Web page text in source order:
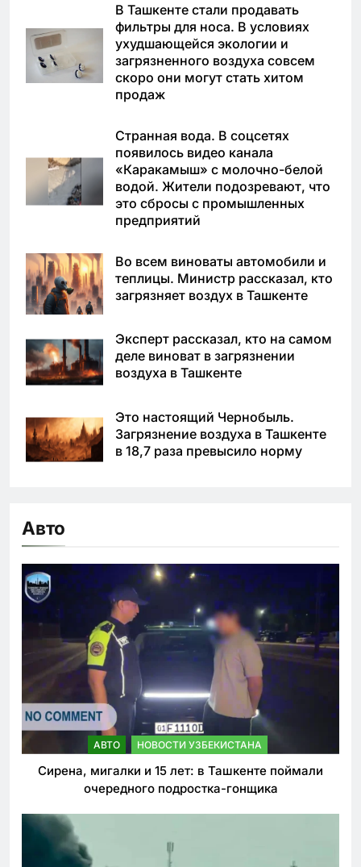
В Ташкенте стали продавать
фильтры для носа. В условиях
ухудшающейся экологии и
загрязненного воздуха совсем
скоро они могут стать хитом
продаж
Странная вода. В соцсетях
появилось видео канала
«Каракамыш» с молочно-белой
водой. Жители подозревают, что
это сбросы с промышленных
предприятий
Во всем виноваты автомобили и
теплицы. Министр рассказал, кто
загрязняет воздух в Ташкенте
Эксперт рассказал, кто на самом
деле виноват в загрязнении
воздуха в Ташкенте
Это настоящий Чернобыль.
Загрязнение воздуха в Ташкенте
в 18,7 раза превысило норму
Авто
АВТО НОВОСТИ УЗБЕКИСТАНА
Сирена, мигалки и 15 лет: в Ташкенте поймали
очередного подростка-гонщика